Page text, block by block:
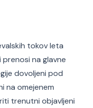
tokov leta
na glavne
dovoljeni pod
na omejenem
trenutni objavljeni